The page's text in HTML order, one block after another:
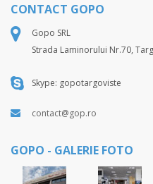
CONTACT GOPO
Gopo SRL
Strada Laminorului Nr.70,
Skype: gopotargoviste
contact@gop.ro
GOPO - GALERIE FOTO